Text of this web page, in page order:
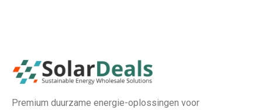
Premium duurzame energie-oplossingen voor